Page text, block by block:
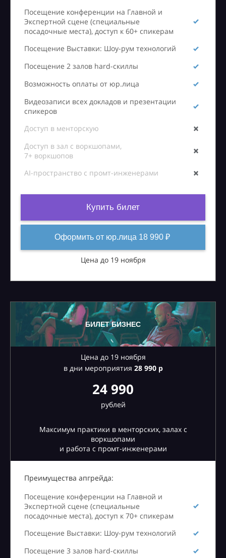
Посещение конференции на Главной и
Экспертной сцене (специальные
посадочные места), доступ к 60+ спикерам
Посещение Выставки: Шоу-рум технологий
Посещение 2 залов hard-скиллы
Возможность оплаты от юр.лица
Видеозаписи всех докладов и презентации
спикеров
Доступ в менторскую
Доступ в зал с воркшопами,
7+ воркшопов
AI-пространство с промт-инженерами
Купить билет
Оформить от юр.лица 18 990 ₽
Цена до 19 ноября
БИЛЕТ БИЗНЕС
Цена до 19 ноября
в дни мероприятия 28990 р
24 990
рублей
Максимум практики в менторских, залах с
воркшопами
и работа с промт-инженерами
Преимущества апгрейда:
Посещение конференции на Главной и
Экспертной сцене (специальные
посадочные места), доступ к 70+ спикерам
Посещение Выставки: Шоу-рум технологий
Посещение 3 залов hard-скиллы